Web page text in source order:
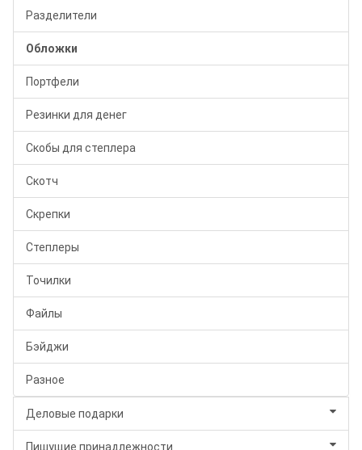
Разделители
Обложки
Портфели
Резинки для денег
Скобы для степлера
Скотч
Скрепки
Степлеры
Точилки
Файлы
Бэйджи
Разное
Деловые подарки
Пишущие принадлежности